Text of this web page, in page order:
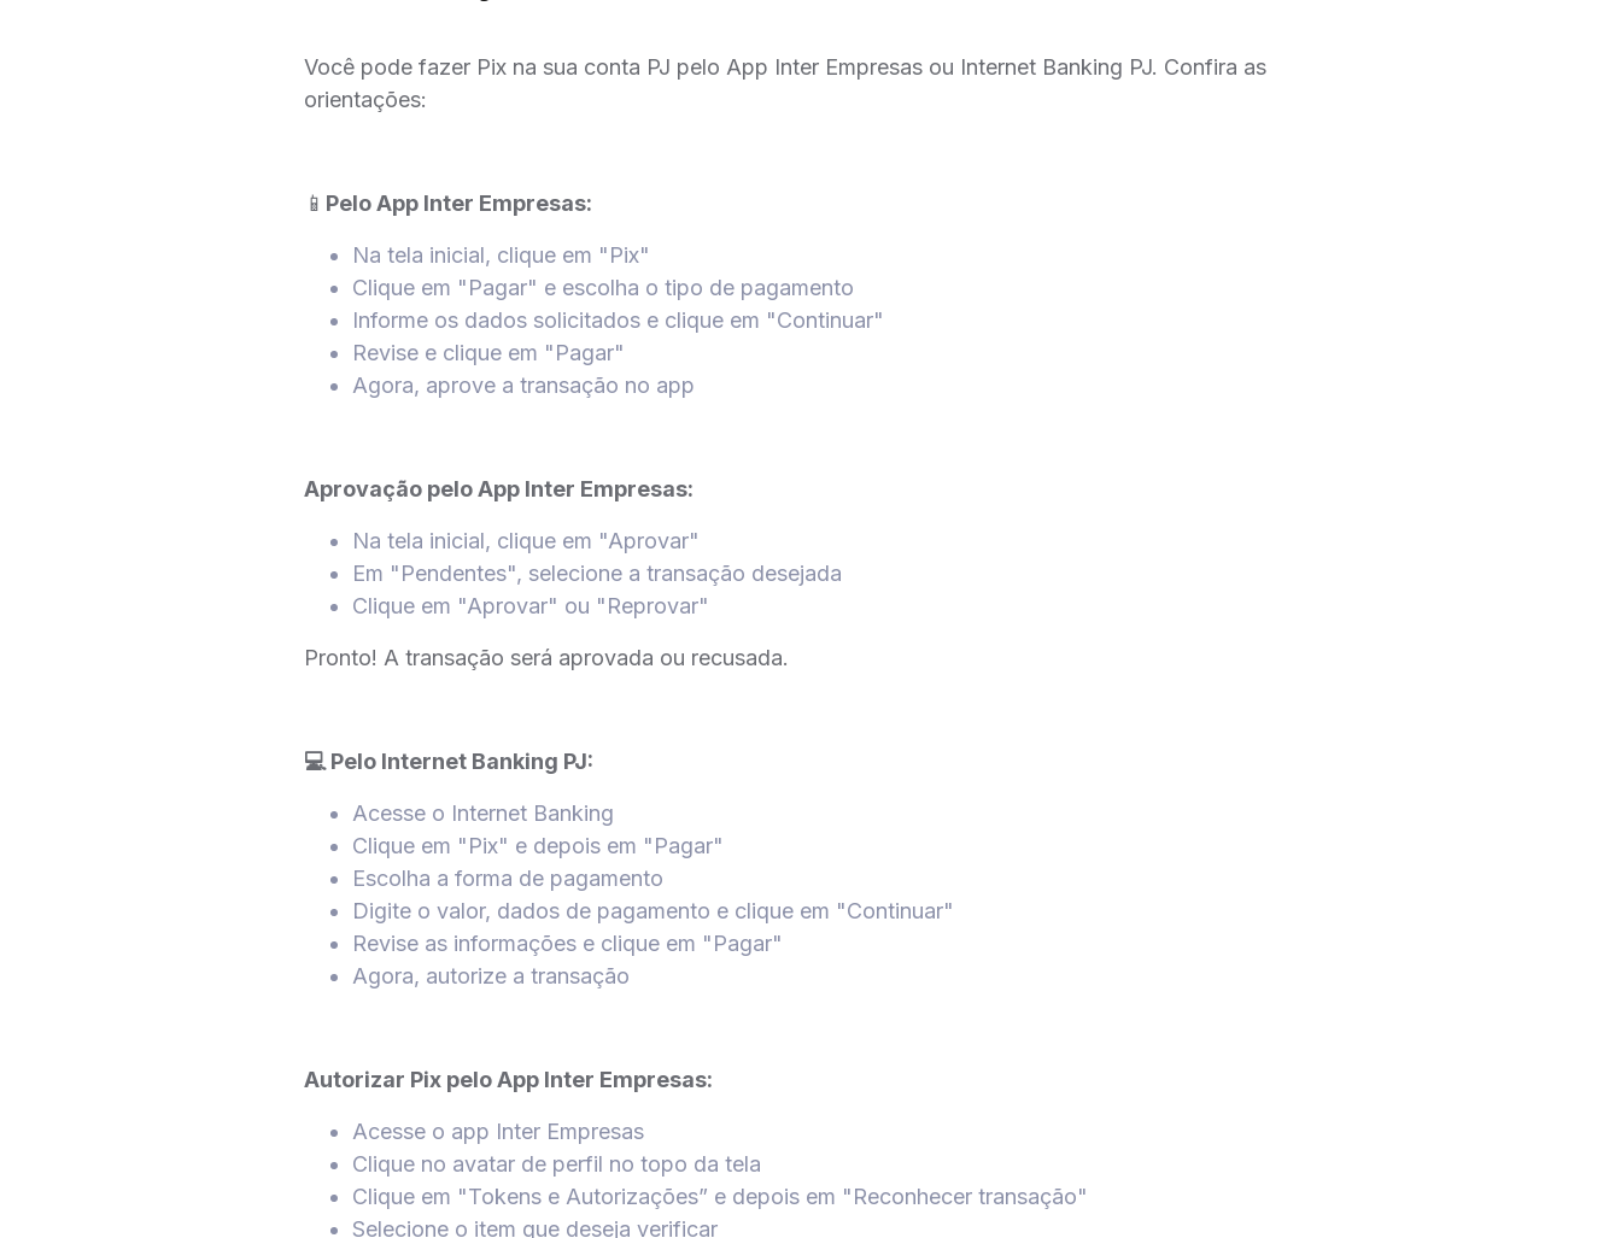
Você pode fazer Pix na sua conta PJ pelo App Inter Empresas ou Internet Banking PJ. Confira as
orientações:
📱 Pelo App Inter Empresas:
Na tela inicial, clique em "Pix"
Clique em "Pagar" e escolha o tipo de pagamento
Informe os dados solicitados e clique em "Continuar"
Revise e clique em "Pagar"
Agora, aprove a transação no app
Aprovação pelo App Inter Empresas:
Na tela inicial, clique em "Aprovar"
Em "Pendentes", selecione a transação desejada
Clique em "Aprovar" ou "Reprovar"
Pronto! A transação será aprovada ou recusada.
💻 Pelo Internet Banking PJ:
Acesse o Internet Banking
Clique em "Pix" e depois em "Pagar"
Escolha a forma de pagamento
Digite o valor, dados de pagamento e clique em "Continuar"
Revise as informações e clique em "Pagar"
Agora, autorize a transação
Autorizar Pix pelo App Inter Empresas:
Acesse o app Inter Empresas
Clique no avatar de perfil no topo da tela
Clique em "Tokens e Autorizações” e depois em "Reconhecer transação"
Selecione o item que deseja verificar